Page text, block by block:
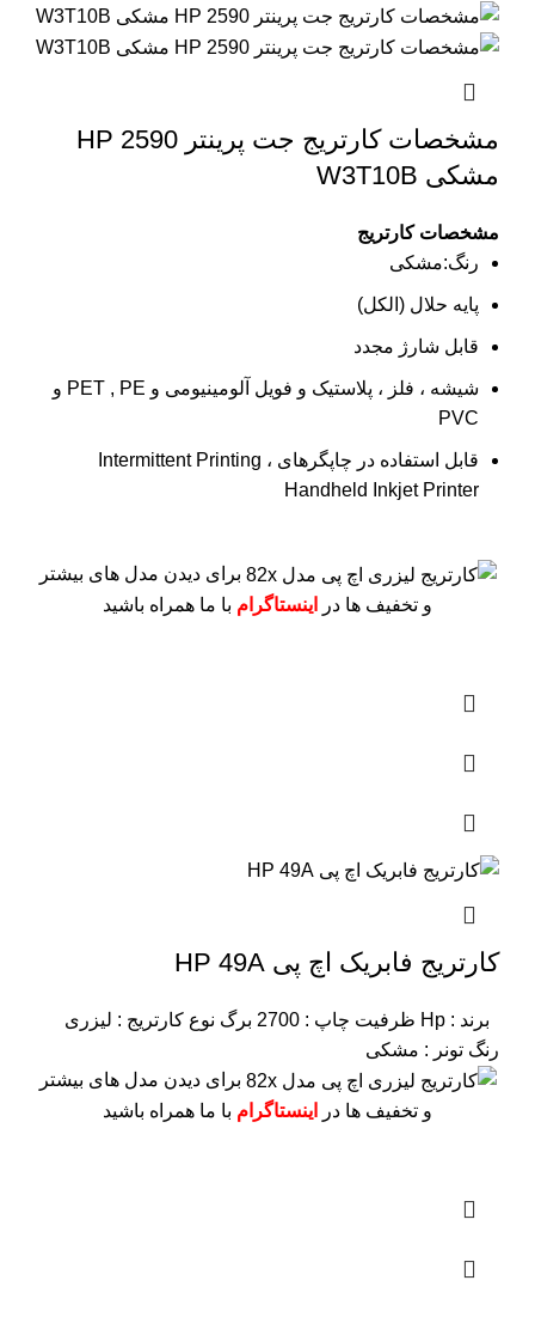
مشخصات کارتریج جت پرینتر 2590 HP
مشکی W3T10B
مشخصات کارتریج
رنگ:مشکی
پایه حلال (الکل)
قابل شارژ مجدد
شیشه ، فلز ، پلاستیک و فویل آلومینیومی و PET , PE و
PVC
قابل استفاده در چاپگرهای Intermittent Printing ،
Handheld Inkjet Printer
برای دیدن مدل های بیشتر
و تخفیف ها در
اینستاگرام با ما همراه باشید
کارتریج فابریک اچ پی HP 49A
برند : Hp ظرفیت چاپ : 2700 برگ
نوع کارتریج : لیزری
رنگ تونر : مشکی
برای دیدن مدل های بیشتر
و تخفیف ها در
اینستاگرام با ما همراه باشید